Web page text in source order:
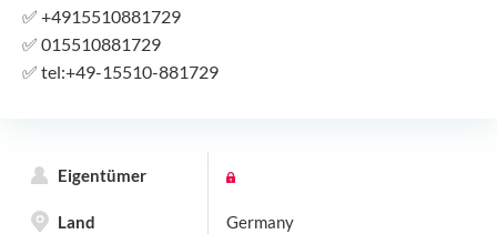
✅ +4915510881729
✅ 015510881729
✅ tel:+49-15510-881729
Eigentümer
Land Germany